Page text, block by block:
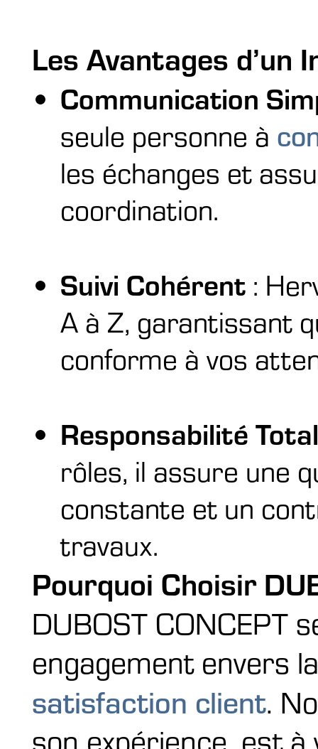
Les Avantages d’un
Communication
seule personne à
les échanges et
coordination.
Suivi Cohérent:
A à Z, garantissant
conforme à vos
Responsabilité
rôles, il assure une
constante et un
travaux.
Pourquoi Choisir
DUBOST CONCEPT
engagement envers
satisfaction client.
son expérience, est